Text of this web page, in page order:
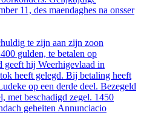
11, des maendaghes na onsser
te zijn aan zijn zoon
gulden, te betalen op
geeft hij Weerhigevlaad in
heeft gelegd. Bij betaling heeft
op een derde deel. Bezegeld
met beschadigd zegel. 1450
geheiten Annunciacio